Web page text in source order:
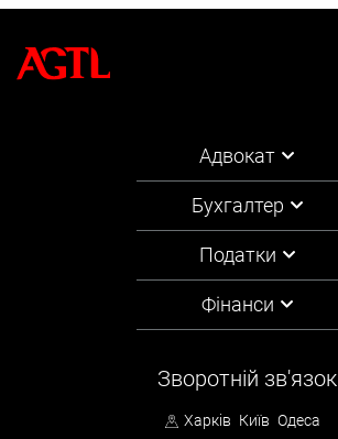
Адвокат
Бухгалтер
Податки
Фінанси
Зворотній зв'язок
Харків Київ Одеса